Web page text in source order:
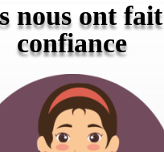
nous ont fait
confiance